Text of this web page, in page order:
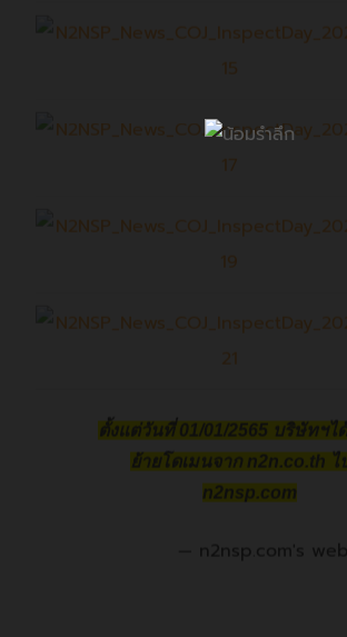
ตั้งแต่วันที่ 01/01/2565 บริษัทฯไ
ย้ายโดเมนจาก n2n.co.th ไ
n2nsp.com
n2nsp.com's